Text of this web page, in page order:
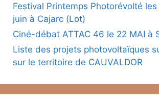
Festival Printemps Photorévolté les
juin à Cajarc (Lot)
Ciné-débat ATTAC 46 le 22 MAI à
Liste des projets photovoltaïques
sur le territoire de CAUVALDOR